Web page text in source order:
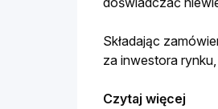
Składając
za inwestora
Czytaj więcej